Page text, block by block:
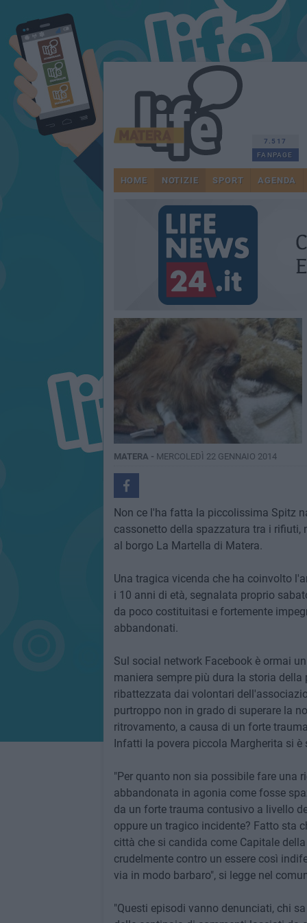
7.517
FANPAGE
HOME NOTIZIE SPORT AGENDA
MATERA - MERCOLEDÌ 22 GENNAIO 2014
Non ce l'ha fatta la piccolissima Spitz
cassonetto della spazzatura tra i rifiuti,
al borgo La Martella di Matera.
Una tragica vicenda che ha coinvolto
i 10 anni di età, segnalata proprio
da poco costituitasi e fortemente
abbandonati.
Sul social network Facebook è ormai
maniera sempre più dura la storia
ribattezzata dai volontari
purtroppo non in grado di superare la
ritrovamento, a causa di un forte
Infatti la povera piccola Margherita si è
"Per quanto non sia possibile fare una
abbandonata in agonia come fosse
da un forte trauma contusivo a livello
oppure un tragico incidente? Fatto sta
città che si candida come Capitale
crudelmente contro un essere così
via in modo barbaro", si legge nel
"Questi episodi vanno denunciati, chi